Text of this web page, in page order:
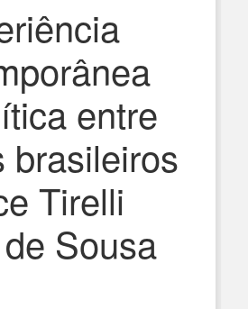
entre
brasileiros
Tirelli
Sousa